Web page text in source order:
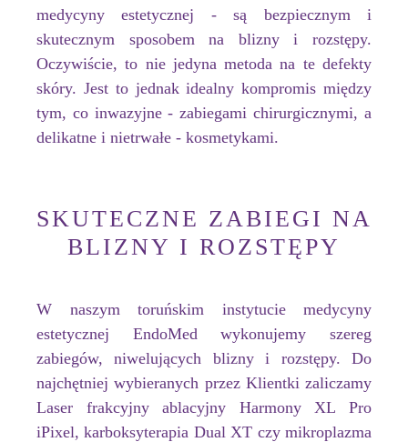
medycyny estetycznej - są bezpiecznym i
skutecznym sposobem na blizny i rozstępy.
Oczywiście, to nie jedyna metoda na te defekty
skóry. Jest to jednak idealny kompromis między
tym, co inwazyjne - zabiegami chirurgicznymi, a
delikatne i nietrwałe - kosmetykami.
SKUTECZNE ZABIEGI NA
BLIZNY I ROZSTĘPY
W naszym toruńskim instytucie medycyny
estetycznej EndoMed wykonujemy szereg
zabiegów, niwelujących blizny i rozstępy. Do
najchętniej wybieranych przez Klientki zaliczamy
Laser frakcyjny ablacyjny Harmony XL Pro
iPixel, karboksyterapia Dual XT czy mikroplazma